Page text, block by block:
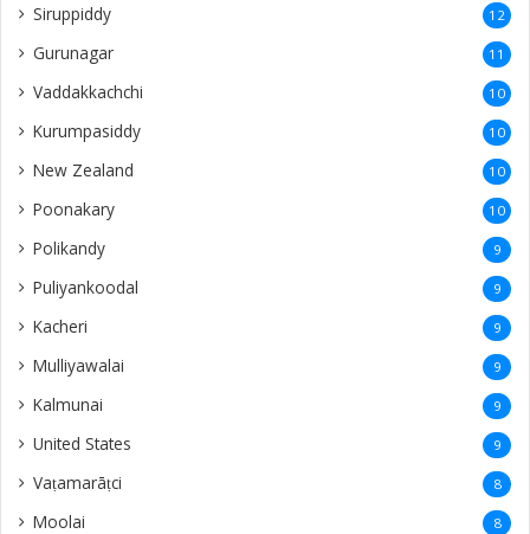
Siruppiddy 12
Gurunagar 11
Vaddakkachchi 10
Kurumpasiddy 10
New Zealand 10
Poonakary 10
Polikandy 9
Puliyankoodal 9
Kacheri 9
Mulliyawalai 9
Kalmunai 9
United States 9
Vaṭamarāṭci 8
Moolai 8